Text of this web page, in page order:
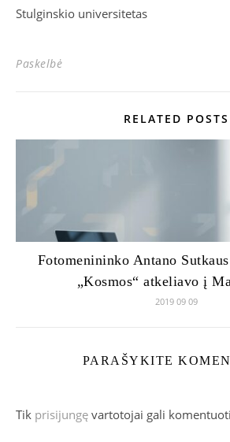
Stulginskio universitetas
Paskelbė
RELATED POSTS
Fotomenininko Antano
„Kosmos“ atkeliavo į
2019 09 09
PARAŠYKITE
Tik prisijungę vartotojai gali